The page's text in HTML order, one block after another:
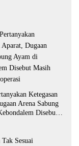
Ketegasan
Arena Sabung
Disebut